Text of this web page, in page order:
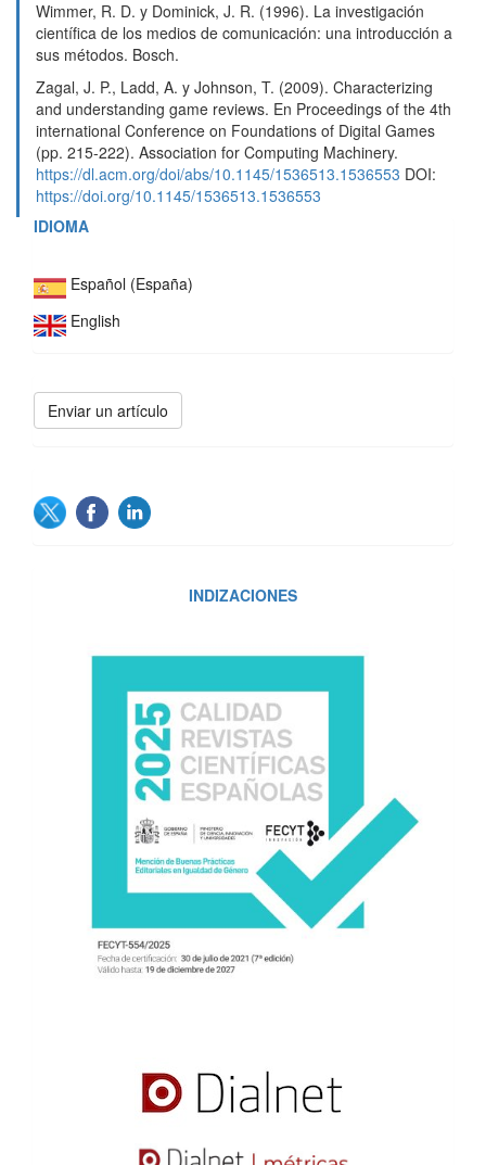
Wimmer, R. D. y Dominick, J. R. (1996). La investigación
científica de los medios de comunicación: una introducción a
sus métodos. Bosch.
Zagal, J. P., Ladd, A. y Johnson, T. (2009). Characterizing
and understanding game reviews. En Proceedings of the 4th
international Conference on Foundations of Digital Games
(pp. 215-222). Association for Computing Machinery.
https://dl.acm.org/doi/abs/10.1145/1536513.1536553 DOI:
https://doi.org/10.1145/1536513.1536553
IDIOMA
Español (España)
English
Enviar
un
Enviar un artículo
INDIZACIONES